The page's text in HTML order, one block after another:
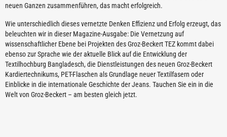
neuen Ganzen zusammenführen, das macht erfolgreich.
Wie unterschiedlich dieses vernetzte Denken Effizienz und Erfolg erzeugt, das
beleuchten wir in dieser Magazine-Ausgabe: Die Vernetzung auf
wissenschaftlicher Ebene bei Projekten des Groz-Beckert TEZ kommt dabei
ebenso zur Sprache wie der aktuelle Blick auf die Entwicklung der
Textilhochburg Bangladesch, die Dienstleistungen des neuen Groz-Beckert
Kardiertechnikums, PET-Flaschen als Grundlage neuer Textilfasern oder
Einblicke in die internationale Geschichte der Jeans. Tauchen Sie ein in die
Welt von Groz-Beckert – am besten gleich jetzt.